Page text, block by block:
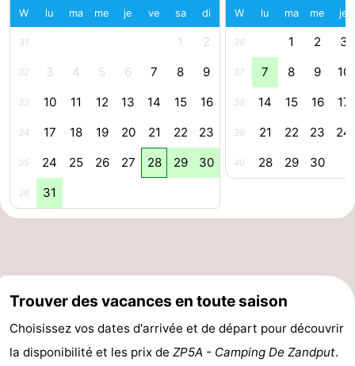
Manèges
Terrains
Sportive
Equitation
Conduite
de
Boire
Forum
Route
W lu ma me je ve sa di
31 1 2
32 3 4 5 6 7 8 9
33 10 11 12 13 14 15 16
34 17 18 19 20 21 22 23
35 24 25 26 27 28 29 30
36 31
W lu ma me je
36 1 2 3
37 7 8 9 10
38 14 15 16 17
39 21 22 23 24
40 28 29 30
Trouver des vacances en toute saison
Choisissez vos dates d'arrivée et de départ pour découvrir
la disponibilité et les prix de ZP5A - Camping De Zandput.